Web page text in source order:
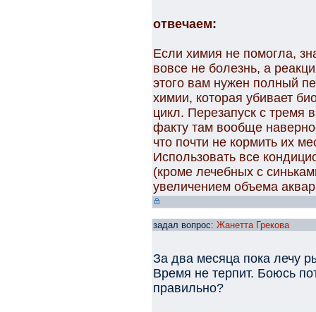
отвечаем:
Если химия не помогла,
вовсе не болезнь, а
этого вам нужен полный
химии, которая убивает
цикл. Перезапуск с тремя
факту там вообще
что почти не кормить их
Использовать все
(кроме лечебных с
увеличением объема
задал вопрос: Жанетта Грекова
За два месяца пока лечу
Время не терпит. Боюсь
правильно?